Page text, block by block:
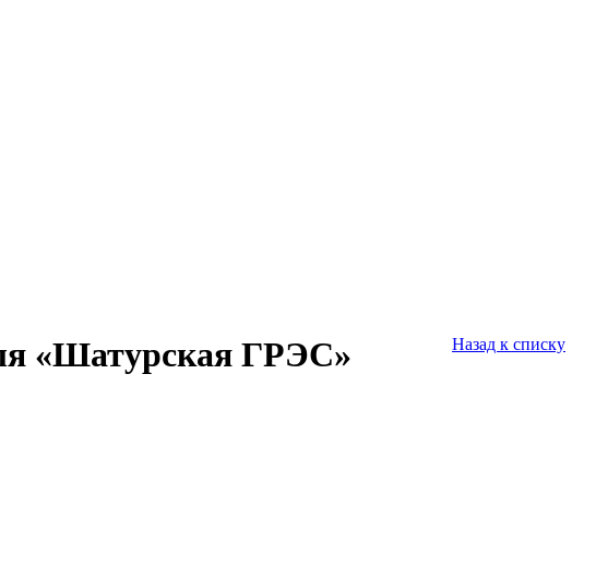
Назад к списку
«Шатурская ГРЭС»